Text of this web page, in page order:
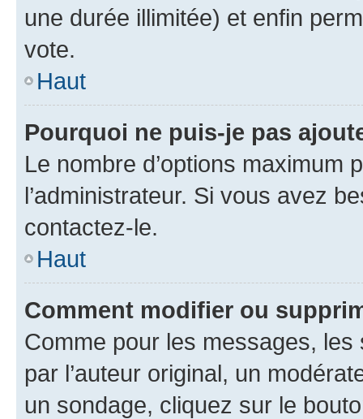
une durée illimitée) et enfin
vote.
Haut
Pourquoi ne puis-je pas
Le nombre d’options maximum
l’administrateur. Si vous avez
contactez-le.
Haut
Comment modifier ou
Comme pour les messages,
par l’auteur original, un
un sondage, cliquez sur le